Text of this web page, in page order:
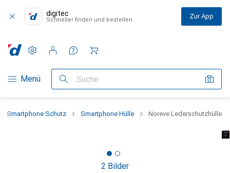
digitec
Schneller finden und bestellen Zur App
Navigation nach Kategorien
Menü Suche
Einstellungen
Kundenkonto
Vergleichslisten
Merklisten
Warenkorb
Smartphone Schutz Smartphone Hülle Noreve Lederschutzhülle
2 Bilder